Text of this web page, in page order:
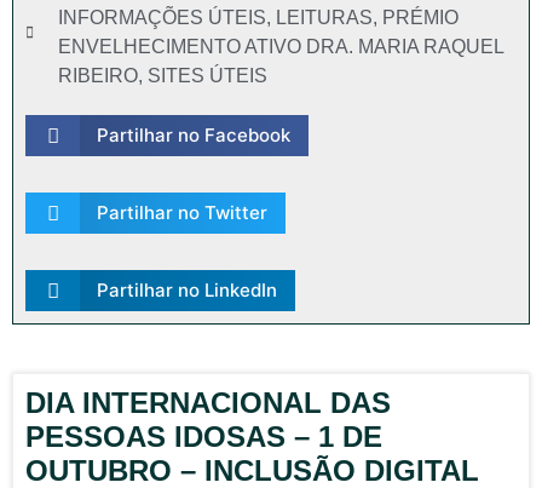
INFORMAÇÕES ÚTEIS, LEITURAS, PRÉMIO
ENVELHECIMENTO ATIVO DRA. MARIA RAQUEL
RIBEIRO, SITES ÚTEIS
Partilhar no Facebook
Partilhar no Twitter
Partilhar no LinkedIn
DIA INTERNACIONAL DAS
PESSOAS IDOSAS – 1 DE
OUTUBRO – INCLUSÃO DIGITAL